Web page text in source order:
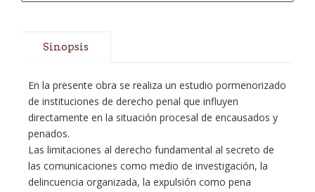
Sinopsis
En la presente obra se realiza un estudio pormenorizado
de instituciones de derecho penal que influyen
directamente en la situación procesal de encausados y
penados.
Las limitaciones al derecho fundamental al secreto de
las comunicaciones como medio de investigación, la
delincuencia organizada, la expulsión como pena